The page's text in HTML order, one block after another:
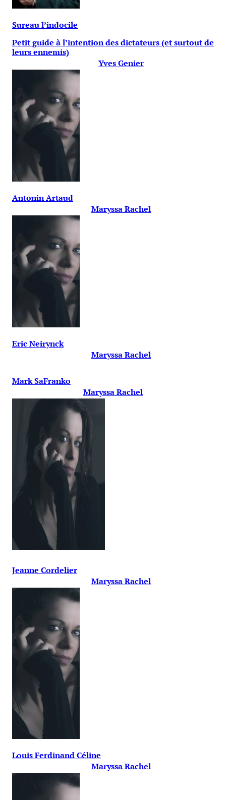
Sureau l’indocile
Petit guide à l’intention des dictateurs (et surtout de
leurs ennemis)
Yves Genier
Antonin Artaud
Maryssa Rachel
Eric Neirynck
Maryssa Rachel
Mark SaFranko
Maryssa Rachel
Jeanne Cordelier
Maryssa Rachel
Louis Ferdinand Céline
Maryssa Rachel